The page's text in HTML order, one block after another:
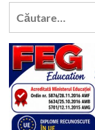
Caută